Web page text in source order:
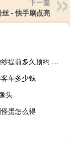
- 快手刷点亮
哈尔滨拍婚纱提前多久预约 哈尔滨最好的婚纱摄影
车多少钱
头
蛋怎么得